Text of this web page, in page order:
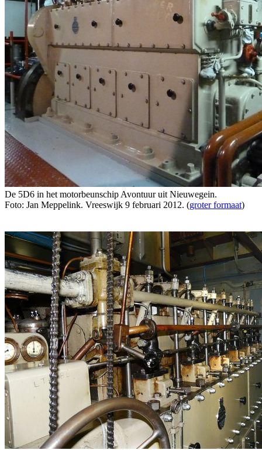
De 5D6 in het motorbeunschip Avontuur uit Nieuwegein.
Foto: Jan Meppelink. Vreeswijk 9 februari 2012. (groter formaat)